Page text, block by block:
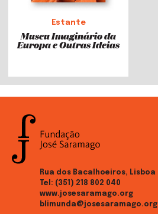
Estante
Museu Imaginário da
Europa e Outras Ideias
Rua dos Bacalhoeiros, Lisboa
Tel: (351) 218 802 040
www.josesaramago.org
blimunda@josesaramago.org